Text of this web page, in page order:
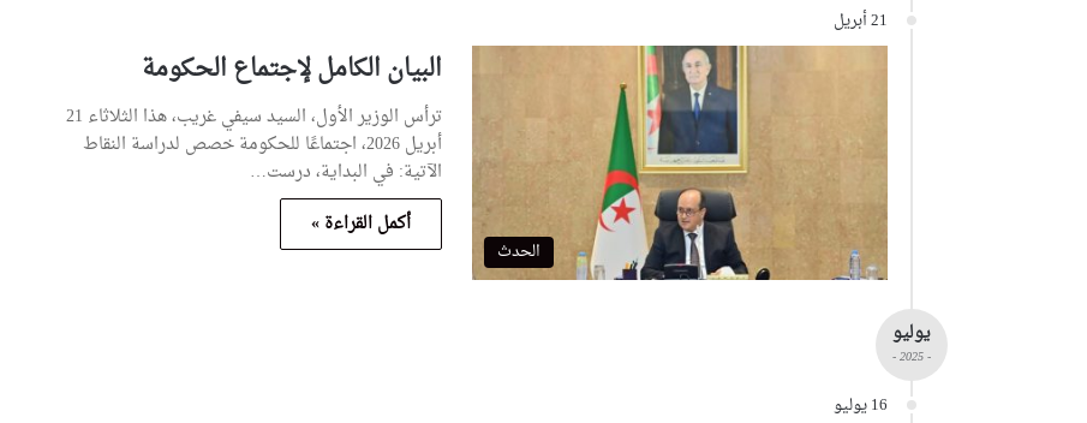
21 أبريل
الحدث
البيان الكامل لإجتماع الحكومة
ترأس الوزير الأول، السيد سيفي غريب، هذا الثلاثاء 21
أبريل 2026، اجتماعًا للحكومة خصص لدراسة النقاط
الآتية: في البداية، درست…
أكمل القراءة »
يوليو
- 2025 -
16 يوليو